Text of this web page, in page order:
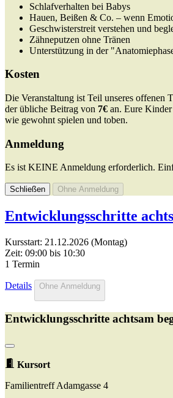
Schlafverhalten bei Babys
Hauen, Beißen & Co. – wenn
Geschwisterstreit verstehen und
Zähneputzen ohne Tränen
Unterstützung in der
Kosten
Die Veranstaltung ist Teil unseres offenen
der übliche Beitrag von 7€ an. Eure Kinder
wie gewohnt spielen und toben.
Anmeldung
Es ist KEINE Anmeldung erforderlich.
Schließen Ohne Anmeldung
Entwicklungsschritte
Kursstart: 21.12.2026 (Montag)
Zeit: 09:00 bis 10:30
1 Termin
Details Ohne Anmeldung
Entwicklungsschritte achtsam
Kursort
Familientreff Adamgasse 4